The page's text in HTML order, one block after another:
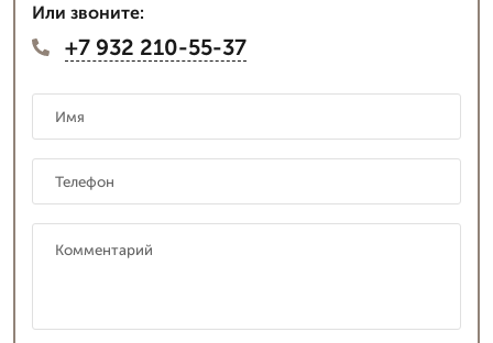
Или звоните:
+7 932 210-55-37